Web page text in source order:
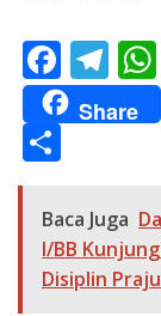
F
ac
e
o
o
k
T
el
e
a
m
Share
ar
e
Baca Juga
I/BB
Disiplin